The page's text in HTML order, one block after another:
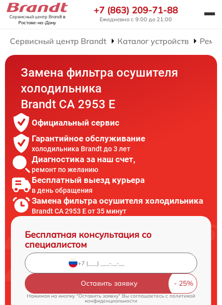
Сервисный центр Brandtв
Ростове-на-Дону
+7 (863) 209-71-88
Ежедневно с 9:00 до 21:00
Сервисный центр Brandt Каталог устройств
Замена фильтра осушителя
холодильника
Brandt CA 2953 E
Официальный сервис
Гарантийное обслуживание
холодильника Brandt до 3 лет
Диагностика за наш счет,
ремонт по желанию
Бесплатный выезд курьера
в день обращения
Замена фильтра осушителя холодильника
Brandt CA 2953 E от 35 минут
Бесплатная консультация со
специалистом
Оставить заявку
Нажимая на кнопку "Оставить заявку" Вы соглашаетесь c политикой
конфиденциальности